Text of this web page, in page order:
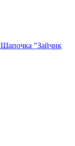
Шапочка "Зайчик